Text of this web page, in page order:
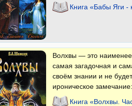
Книга «Бабы Яги -
Волхвы — это наименее
самая загадочная и
своём знании и не
ироническое
Книга «Волхвы.